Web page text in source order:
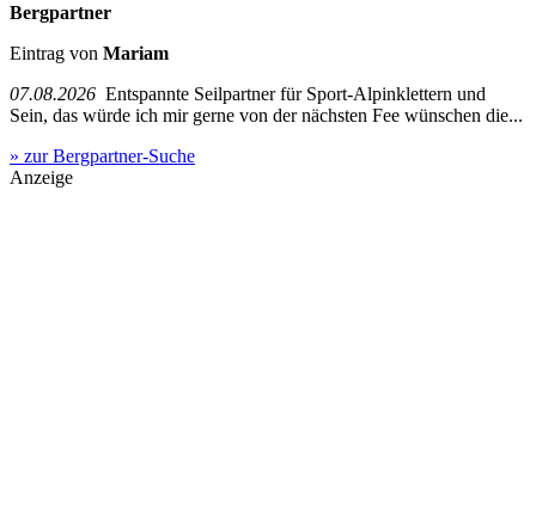
Bergpartner
Eintrag von Mariam
07.08.2026 Entspannte Seilpartner für Sport-Alpinklettern und
Sein, das würde ich mir gerne von der nächsten Fee wünschen die...
» zur Bergpartner-Suche
Anzeige